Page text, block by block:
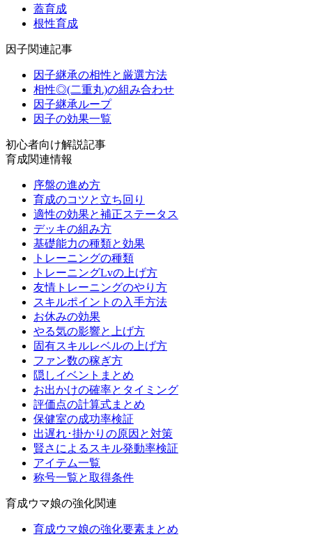
蓋育成
根性育成
因子関連記事
因子継承の相性と厳選方法
相性◎(二重丸)の組み合わせ
因子継承ループ
因子の効果一覧
初心者向け解説記事
育成関連情報
序盤の進め方
育成のコツと立ち回り
適性の効果と補正ステータス
デッキの組み方
基礎能力の種類と効果
トレーニングの種類
トレーニングLvの上げ方
友情トレーニングのやり方
スキルポイントの入手方法
お休みの効果
やる気の影響と上げ方
固有スキルレベルの上げ方
ファン数の稼ぎ方
隠しイベントまとめ
お出かけの確率とタイミング
評価点の計算式まとめ
保健室の成功率検証
出遅れ･掛かりの原因と対策
賢さによるスキル発動率検証
アイテム一覧
称号一覧と取得条件
育成ウマ娘の強化関連
育成ウマ娘の強化要素まとめ